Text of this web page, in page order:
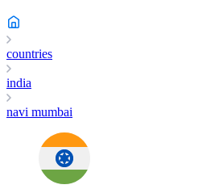
countries
india
navi mumbai